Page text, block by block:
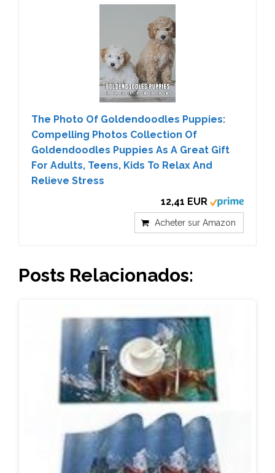
The Photo Of Goldendoodles Puppies:
Compelling Photos Collection Of
Goldendoodles Puppies As A Great Gift
For Adults, Teens, Kids To Relax And
Relieve Stress
12,41 EUR
Acheter sur Amazon
Posts Relacionados: